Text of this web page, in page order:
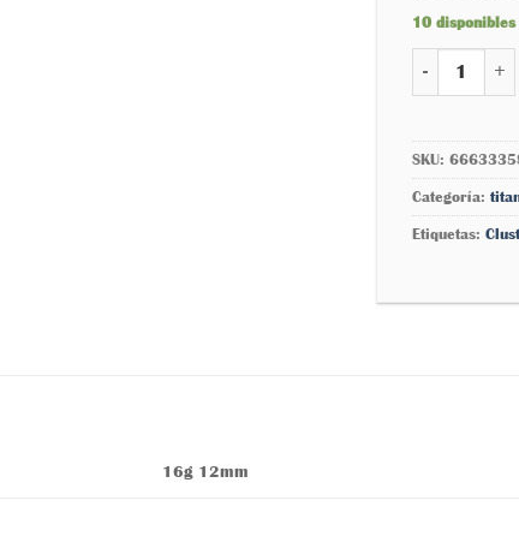
10 disponibles
Luna
SKU:
Categoría:
Etiquetas:
16g 12mm